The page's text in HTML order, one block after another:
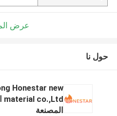
عرض
حول نا
Honestar new
المصنعة